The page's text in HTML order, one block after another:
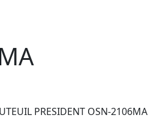
PRESIDENT OSN-2106MA